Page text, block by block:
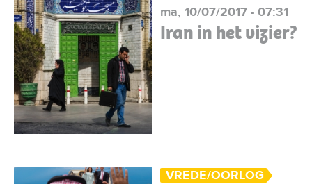
ma, 10/07/2017 - 07:31
Iran in het vizier?
VREDE/OORLOG